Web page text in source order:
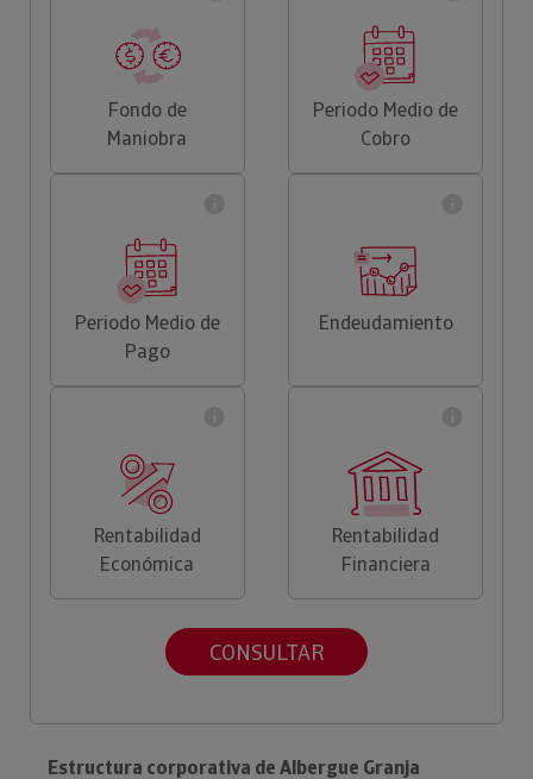
Fondo de
Maniobra
Periodo Medio de
Cobro
Periodo Medio de
Pago
Endeudamiento
Rentabilidad
Económica
Rentabilidad
Financiera
CONSULTAR
Estructura corporativa de Albergue Granja